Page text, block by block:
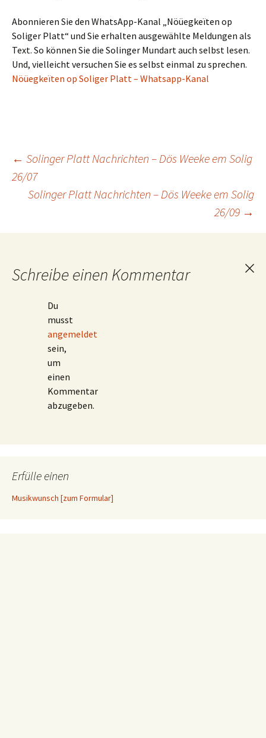
Abonnieren Sie den WhatsApp-Kanal „Nöüegkeïten op
Soliger Platt“ und Sie erhalten ausgewählte Meldungen als
Text. So können Sie die Solinger Mundart auch selbst lesen.
Und, vielleicht versuchen Sie es selbst einmal zu sprechen.
Nöüegkeïten op Soliger Platt – Whatsapp-Kanal
Beitragsnavigation
← Solinger Platt Nachrichten – Dös Weeke em Solig
26/07
Solinger Platt Nachrichten – Dös Weeke em Solig
26/09 →
Schreibe einen Kommentar
Du
musst
angemeldet
sein,
um
einen
Kommentar
abzugeben.
Erfülle einen
Musikwunsch [zum Formular]